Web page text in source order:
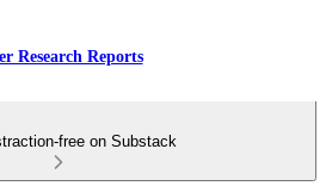
Research Reports
free on Substack